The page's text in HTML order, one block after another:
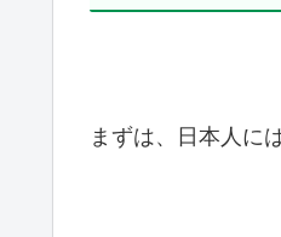
まずは、日本人に